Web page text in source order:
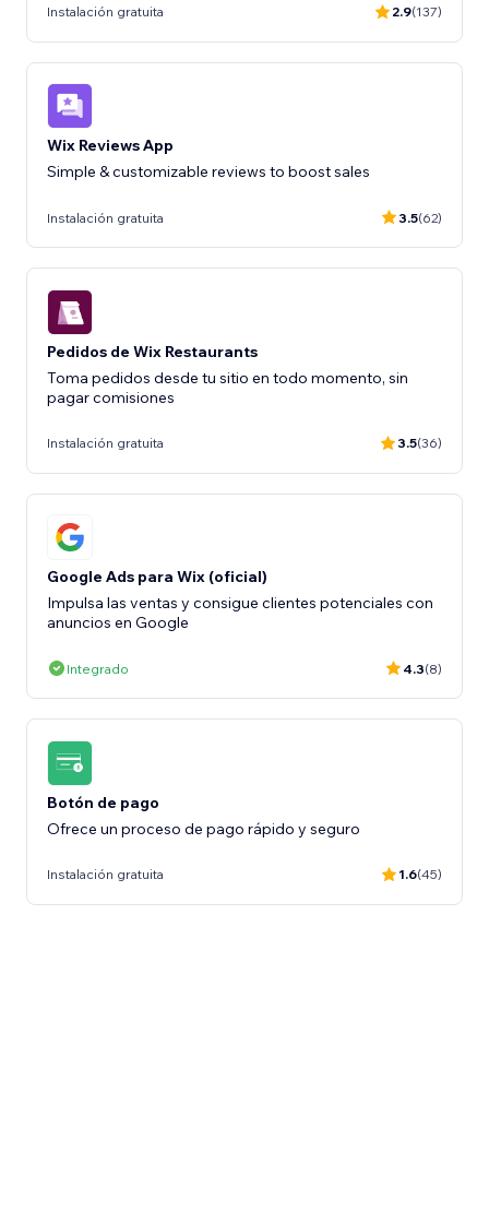
Instalación gratuita 2.9(137)
Wix Reviews App
Instalación gratuita 3.5(62)
Pedidos de Wix Restaurants
Toma pedidos desde tu sitio en todo momento, sin
pagar comisiones
Instalación gratuita 3.5(36)
Google Ads para Wix (oficial)
Impulsa las ventas y consigue clientes potenciales con
anuncios en Google
Integrado 4.3(8)
Botón de pago
Ofrece un proceso de pago rápido y seguro
Instalación gratuita 1.6(45)